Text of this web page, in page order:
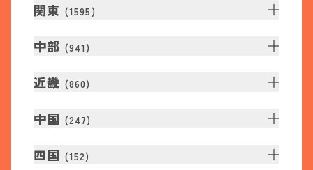
関東 (1595 )
中部 (941 )
近畿 (860)
中国 (247)
四国 (152)